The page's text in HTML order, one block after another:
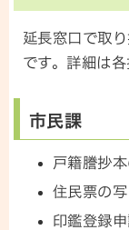
延長窓口で取
です。詳細は
市民課
戸籍謄抄
住民票の
印鑑登録